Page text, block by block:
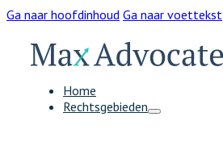
Ga naar hoofdinhoud Ga naar voettekst
Home
Rechtsgebieden